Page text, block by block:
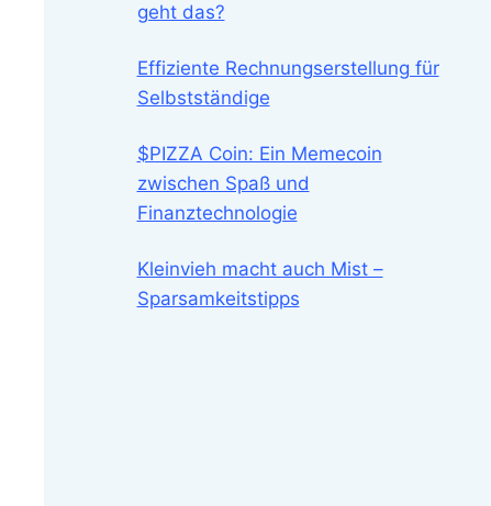
geht das?
Effiziente Rechnungserstellung für
Selbstständige
$PIZZA Coin: Ein Memecoin
zwischen Spaß und
Finanztechnologie
Kleinvieh macht auch Mist –
Sparsamkeitstipps